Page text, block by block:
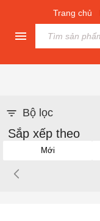
Trang chủ
Bộ lọc
Sắp xếp theo
Mới